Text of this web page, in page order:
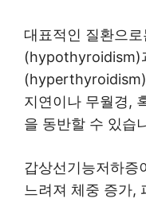
대표적인 질환으로
(hypothyroidism)
(hyperthyroidism)
지연이나 무월경,
을 동반할 수 있습
갑상선기능저하증
느려져 체중 증가,